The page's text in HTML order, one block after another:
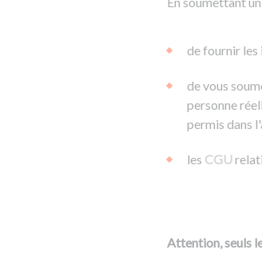
de fournir les
de vous
personne
permis dans
les CGU
Attention, seuls